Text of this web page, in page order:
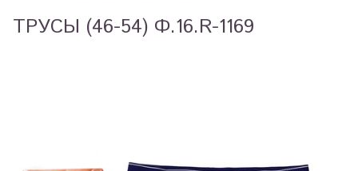
ТРУСЫ (46-54) Ф.16.R-1169